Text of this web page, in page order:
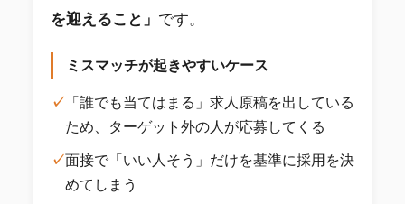
を迎えること」 です。
ミスマッチが起きやすいケース
✓ 「誰でも当てはまる」求人原稿を出している
ため、ターゲット外の人が応募してくる
✓面接で「いい人そう」だけを基準に採用を決
めてしまう